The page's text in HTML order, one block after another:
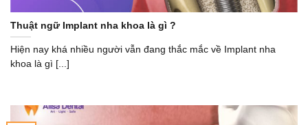
Thuật ngữ Implant nha khoa là gì ?
Hiện nay khá nhiều người vẫn đang thắc mắc về Implant nha
khoa là gì [...]